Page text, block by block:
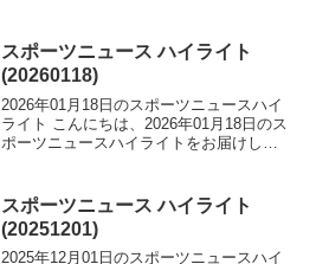
手も銅メダルに輝く。一方、五輪では
SN...
スポーツニュース ハイライト
(20260118)
2026年01月18日のスポーツニュースハイ
ライト こんにちは、2026年01月18日のス
ポーツニュースハイライトをお届けしま
ーツ界は大きな話題が続々と舞い込んで
い...
スポーツニュース ハイライト
(20251201)
2025年12月01日のスポーツニュースハイ